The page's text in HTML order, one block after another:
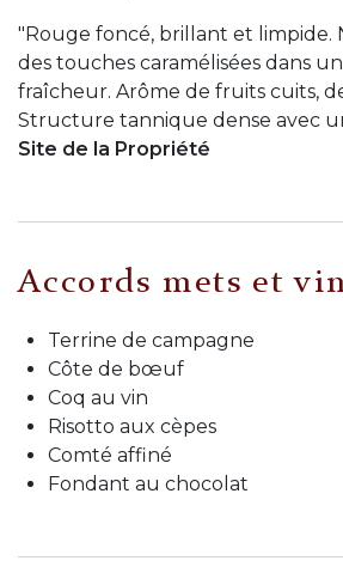
"Rouge foncé, brillant et limpide.
des touches caramélisées dans
fraîcheur. Arôme de fruits cuits,
Structure tannique dense avec
Site de la Propriété
Accords mets et
Terrine de campagne
Côte de bœuf
Coq au vin
Risotto aux cèpes
Comté affiné
Fondant au chocolat